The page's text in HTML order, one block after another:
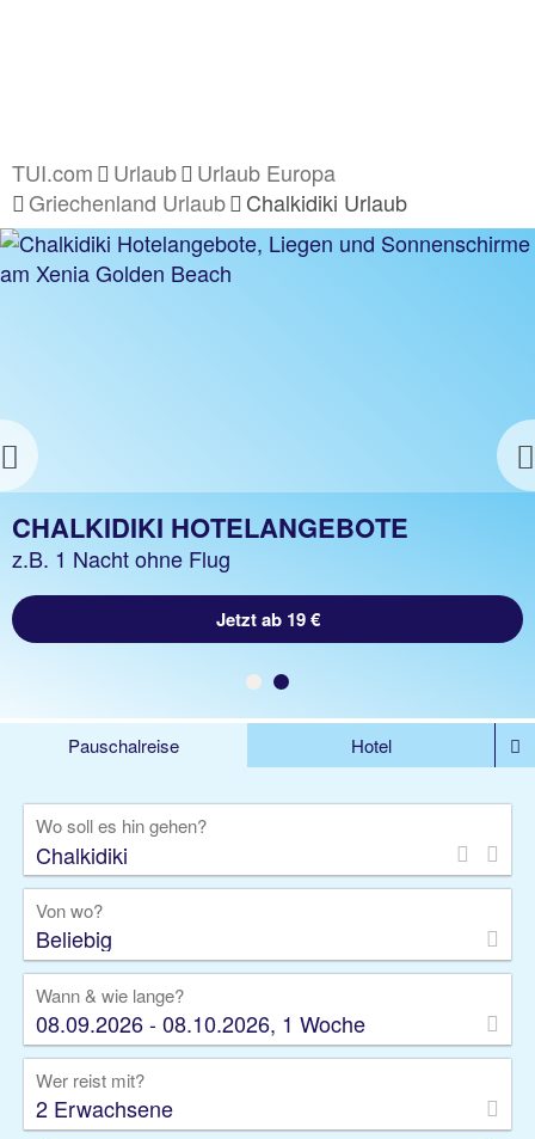
TUI.com Urlaub
Urlaub Europa
Griechenland Urlaub
Chalkidiki Urlaub
Previous
CHALKIDIKI URLAUB
z.B. 1 Woche Hotel inkl. Flug
Jetzt ab 329 €
CHALKIDIKI HOTELANGEBOTE
z.B. 1 Nacht ohne Flug
Jetzt ab 19 €
Pauschalreise
Hotel
Kreuzfahrten
Rundreisen
Privattransfer
Zusatzleistungen
Wo soll es hin gehen?
Von wo?
Beliebig
Wann & wie lange?
08.09.2026 - 08.10.2026, 1 Woche
Wer reist mit?
2 Erwachsene